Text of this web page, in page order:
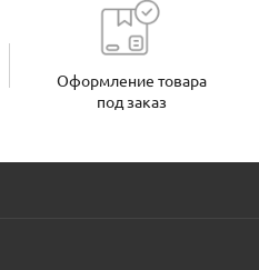
Оформление товара
под заказ